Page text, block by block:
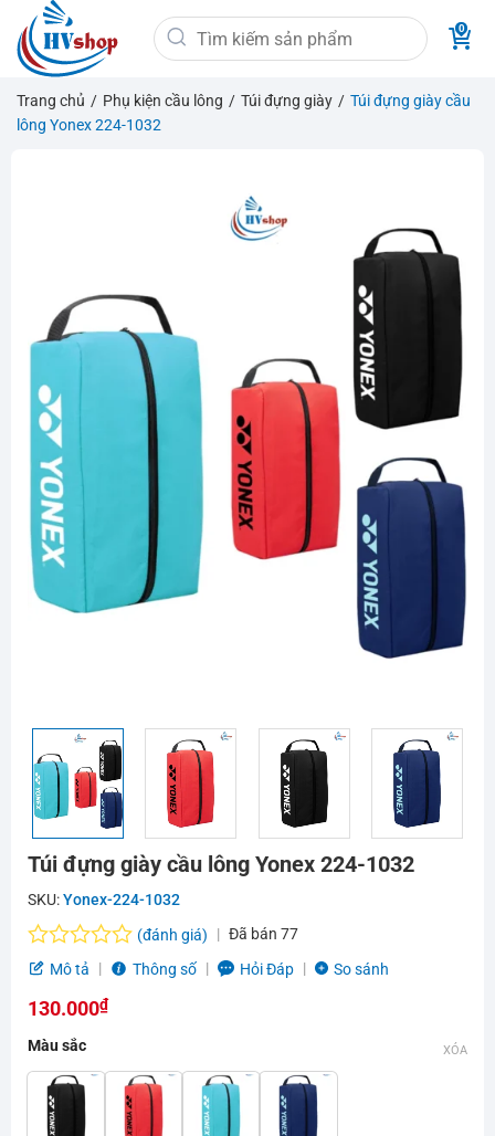
qua
nội
dung
Tìm
kiếm:
Trang chủ / Phụ kiện cầu lông / Túi đựng giày / Túi đựng giày cầu
lông Yonex 224-1032
Túi đựng giày cầu lông Yonex 224-1032
SKU:Yonex-224-1032
Được
hạng
5
sao
(đánh giá) Đã bán 77
Mô tả
Thông số Hỏi Đáp So sánh
130.000₫
Màu sắc XÓA